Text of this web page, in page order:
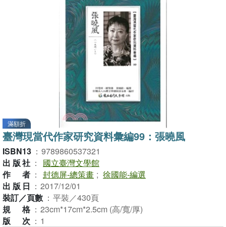
滿額折
臺灣現當代作家研究資料彙編99：張曉風
ISBN13 ： 9789860537321
出版社 ：
國立臺灣文學館
作者 ： 封德屏-總策畫 ; 徐國能-編選
出版日 ： 2017/12/01
裝訂／頁數 ： 平裝／430頁
規格 ： 23cm*17cm*2.5cm (高/寬/厚)
版次 ： 1